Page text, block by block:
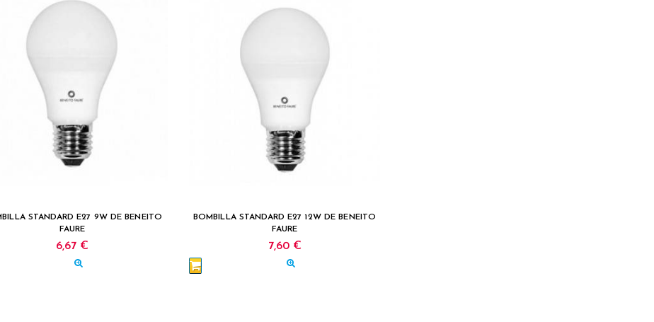
STANDARD E27 9W DE BENEITO
FAURE
6,67 €
BOMBILLA STANDARD E27 12W DE BENEITO
FAURE
7,60 €